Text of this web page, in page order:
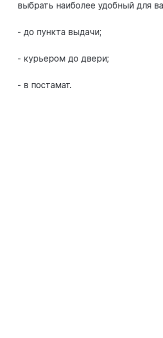
выбрать наиболее удобный для
- до пункта выдачи;
- курьером до двери;
- в постамат.